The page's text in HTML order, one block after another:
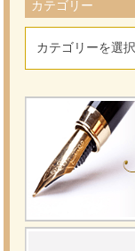
カテゴリー